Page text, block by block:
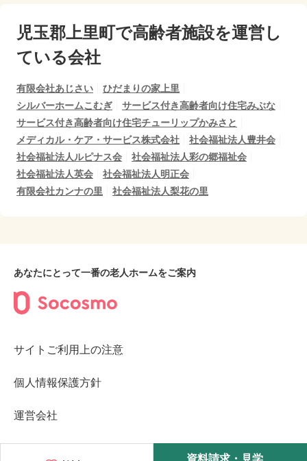
児玉郡上里町で高齢者施設を運営し
ている会社
有限会社あじさい
ひだまりの家上里
シルバーホームこむぎ
サービス付き高齢者向け住宅みぶな
サービス付き高齢者向け住宅チューリップかみさと
メディカル・ケア・サービス株式会社
社会福祉法人豊井会
社会福祉法人ルピナス会
社会福祉法人彩の郷福祉会
社会福祉法人英会
社会福祉法人明正会
有限会社カンナの里
社会福祉法人梨花の里
あなたにとって一番の老人ホームをご案内
サイトご利用上の注意
個人情報保護方針
運営会社
©2023︎ Socosmo Inc.